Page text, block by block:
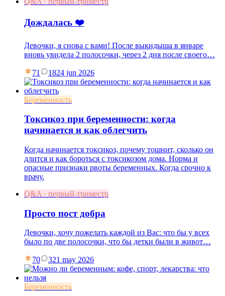
Дождалась ❤️
Девочки, я снова с вами! После выкидыша в январе
вновь увидела 2 полосочки, через 2 дня после своего…
71 1824 jun 2026
Беременность
Токсикоз при беременности: когда
начинается и как облегчить
Когда начинается токсикоз, почему тошнит, сколько он
длится и как бороться с токсикозом дома. Норма и
опасные признаки рвоты беременных. Когда срочно к
врачу.
Q&A · первый-триместр
Просто пост добра
Девочки, хочу пожелать каждой из Вас: что бы у всех
было по две полосочки, что бы детки были в живот…
70 321 may 2026
Беременность